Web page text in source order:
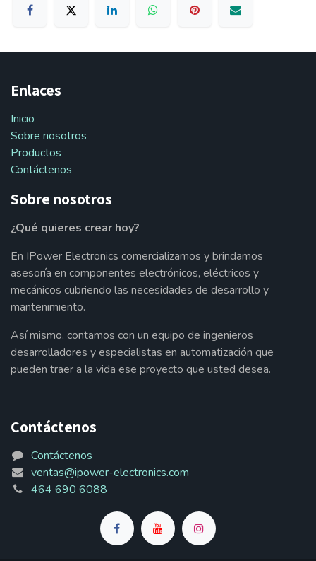
Enlaces
Inicio
Sobre nosotros
Productos
Contáctenos
Sobre nosotros
¿Qué quieres crear hoy?
En IPower Electronics comercializamos y brindamos
asesoría en componentes electrónicos, eléctricos y
mecánicos cubriendo las necesidades de desarrollo y
mantenimiento.
Así mismo, contamos con un equipo de ingenieros
desarrolladores y especialistas en automatización que
pueden traer a la vida ese proyecto que usted desea.
Contáctenos
Contáctenos
ventas@ipower-electronics.com
464 690 6088